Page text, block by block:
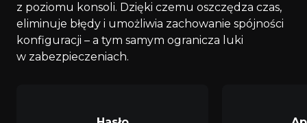
z poziomu konsoli. Dzięki czemu oszczędza czas,
eliminuje błędy i umożliwia zachowanie spójności
konfiguracji – a tym samym ogranicza luki
w zabezpieczeniach.